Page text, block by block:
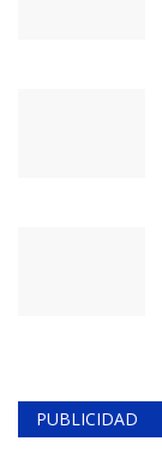
PUBLICIDAD